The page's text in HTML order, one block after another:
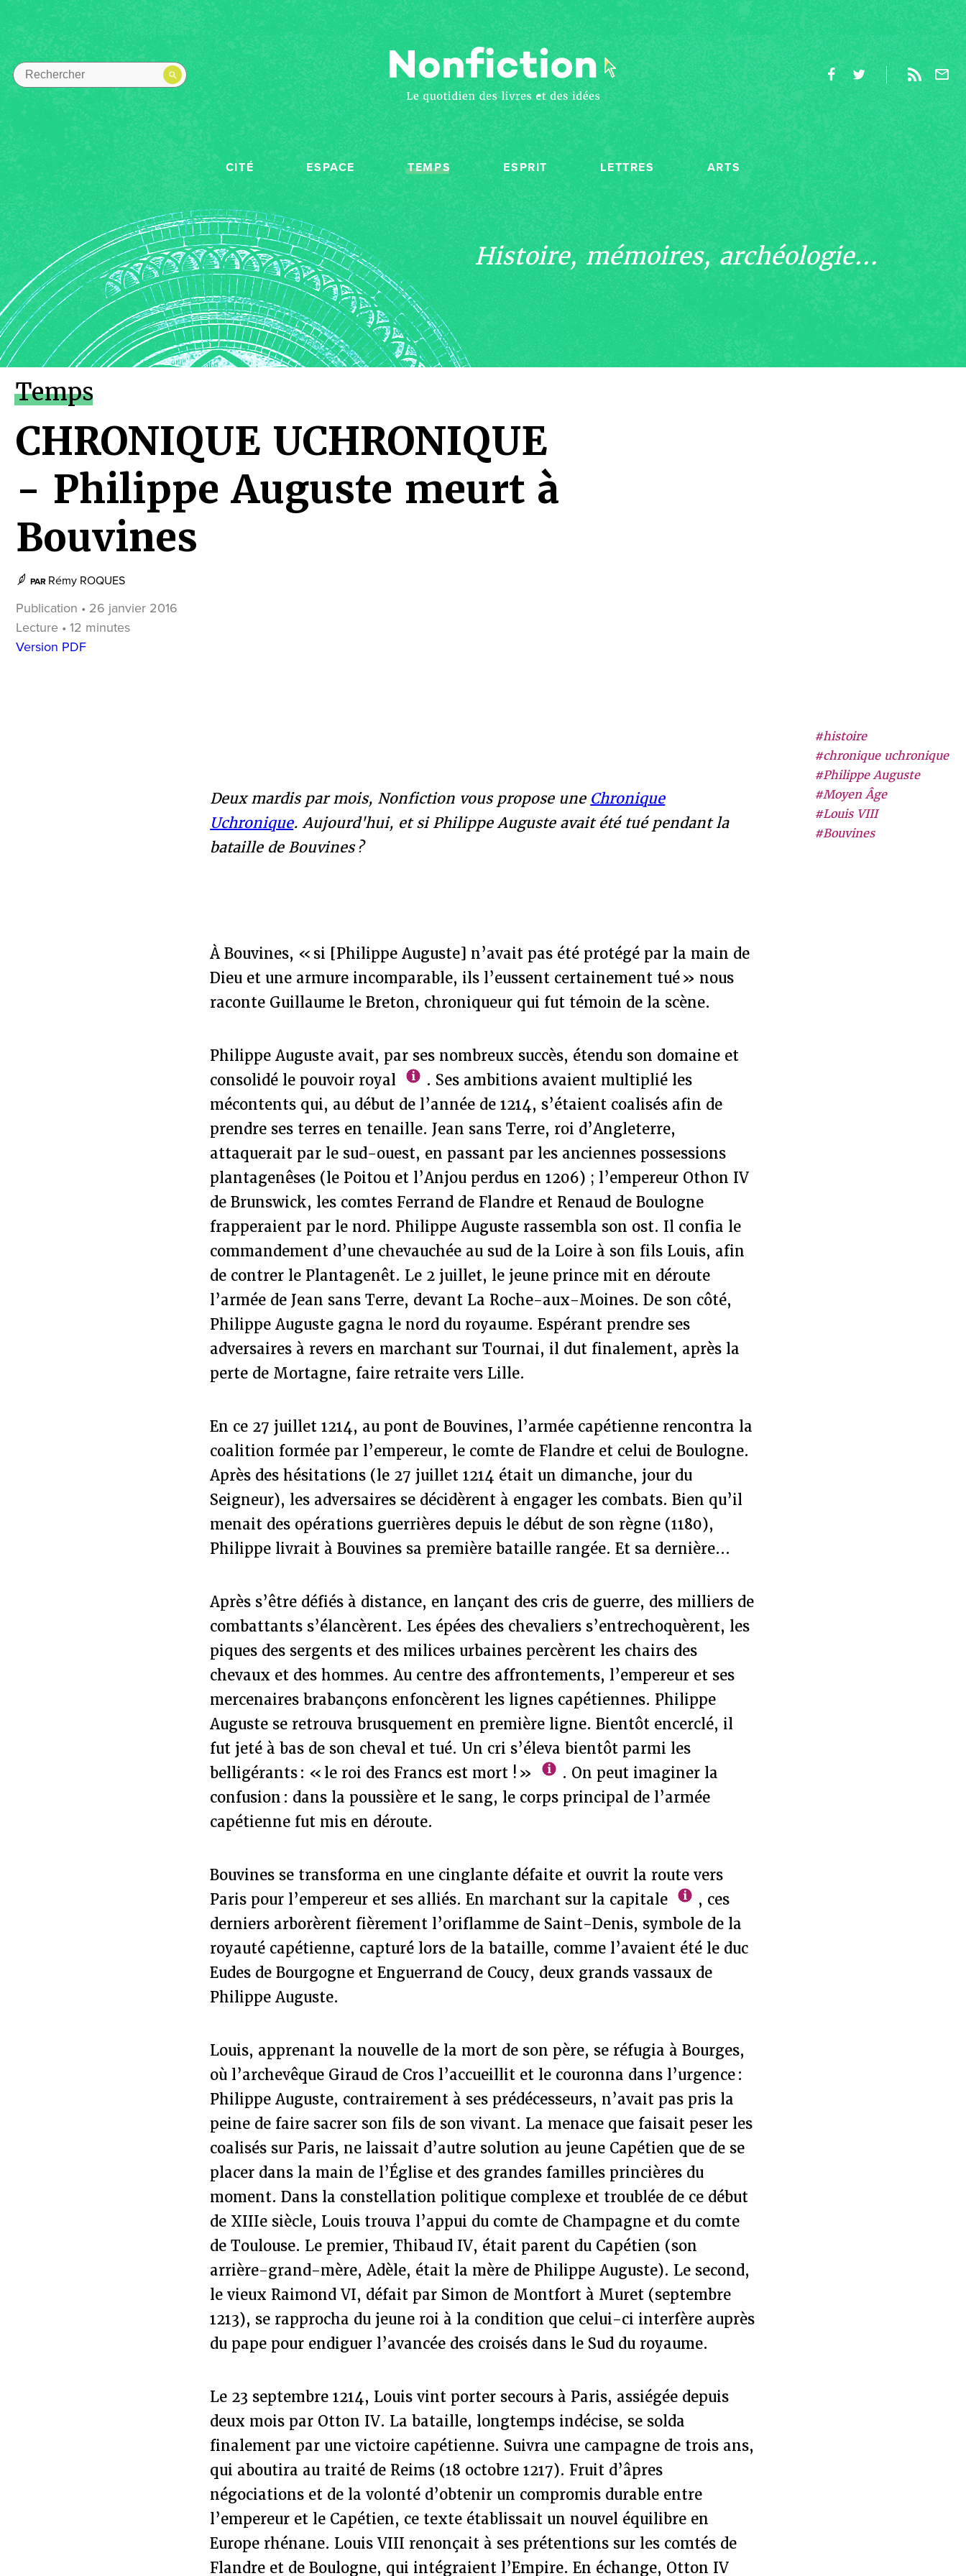
CITÉ ESPACE TEMPS ESPRIT LETTRES ARTS
Histoire, mémoires, archéologie...
Temps
CHRONIQUE UCHRONIQUE
- Philippe Auguste meurt à
Bouvines
PAR Rémy ROQUES
Publication • 26 janvier 2016
Lecture • 12 minutes
Version PDF
#histoire
#chronique uchronique
#Philippe Auguste
#Moyen Âge
#Louis VIII
#Bouvines
Deux mardis par mois, Nonfiction vous propose une Chronique
Uchronique. Aujourd'hui, et si Philippe Auguste avait été tué pendant la
bataille de Bouvines ?
À Bouvines, « si [Philippe Auguste] n’avait pas été protégé par la main de
Dieu et une armure incomparable, ils l’eussent certainement tué » nous
raconte Guillaume le Breton, chroniqueur qui fut témoin de la scène.
Philippe Auguste avait, par ses nombreux succès, étendu son domaine et
consolidé le pouvoir royal
. Ses ambitions avaient multiplié les
mécontents qui, au début de l’année de 1214, s’étaient coalisés afin de
prendre ses terres en tenaille. Jean sans Terre, roi d’Angleterre,
attaquerait par le sud-ouest, en passant par les anciennes possessions
plantagenêses (le Poitou et l’Anjou perdus en 1206) ; l’empereur Othon IV
de Brunswick, les comtes Ferrand de Flandre et Renaud de Boulogne
frapperaient par le nord. Philippe Auguste rassembla son ost. Il confia le
commandement d’une chevauchée au sud de la Loire à son fils Louis, afin
de contrer le Plantagenêt. Le 2 juillet, le jeune prince mit en déroute
l’armée de Jean sans Terre, devant La Roche-aux-Moines. De son côté,
Philippe Auguste gagna le nord du royaume. Espérant prendre ses
adversaires à revers en marchant sur Tournai, il dut finalement, après la
perte de Mortagne, faire retraite vers Lille.
En ce 27 juillet 1214, au pont de Bouvines, l’armée capétienne rencontra la
coalition formée par l’empereur, le comte de Flandre et celui de Boulogne.
Après des hésitations (le 27 juillet 1214 était un dimanche, jour du
Seigneur), les adversaires se décidèrent à engager les combats. Bien qu’il
menait des opérations guerrières depuis le début de son règne (1180),
Philippe livrait à Bouvines sa première bataille rangée. Et sa dernière...
Après s’être défiés à distance, en lançant des cris de guerre, des milliers de
combattants s’élancèrent. Les épées des chevaliers s’entrechoquèrent, les
piques des sergents et des milices urbaines percèrent les chairs des
chevaux et des hommes. Au centre des affrontements, l’empereur et ses
mercenaires brabançons enfoncèrent les lignes capétiennes. Philippe
Auguste se retrouva brusquement en première ligne. Bientôt encerclé, il
fut jeté à bas de son cheval et tué. Un cri s’éleva bientôt parmi les
belligérants : « le roi des Francs est mort ! »
. On peut imaginer la
confusion : dans la poussière et le sang, le corps principal de l’armée
capétienne fut mis en déroute.
Bouvines se transforma en une cinglante défaite et ouvrit la route vers
Paris pour l’empereur et ses alliés. En marchant sur la capitale
, ces
derniers arborèrent fièrement l’oriflamme de Saint-Denis, symbole de la
royauté capétienne, capturé lors de la bataille, comme l’avaient été le duc
Eudes de Bourgogne et Enguerrand de Coucy, deux grands vassaux de
Philippe Auguste.
Louis, apprenant la nouvelle de la mort de son père, se réfugia à Bourges,
où l’archevêque Giraud de Cros l’accueillit et le couronna dans l’urgence :
Philippe Auguste, contrairement à ses prédécesseurs, n’avait pas pris la
peine de faire sacrer son fils de son vivant. La menace que faisait peser les
coalisés sur Paris, ne laissait d’autre solution au jeune Capétien que de se
placer dans la main de l’Église et des grandes familles princières du
moment. Dans la constellation politique complexe et troublée de ce début
de XIIIe siècle, Louis trouva l’appui du comte de Champagne et du comte
de Toulouse. Le premier, Thibaud IV, était parent du Capétien (son
arrière-grand-mère, Adèle, était la mère de Philippe Auguste). Le second,
le vieux Raimond VI, défait par Simon de Montfort à Muret (septembre
1213), se rapprocha du jeune roi à la condition que celui-ci interfère auprès
du pape pour endiguer l’avancée des croisés dans le Sud du royaume.
Le 23 septembre 1214, Louis vint porter secours à Paris, assiégée depuis
deux mois par Otton IV. La bataille, longtemps indécise, se solda
finalement par une victoire capétienne. Suivra une campagne de trois ans,
qui aboutira au traité de Reims (18 octobre 1217). Fruit d’âpres
négociations et de la volonté d’obtenir un compromis durable entre
l’empereur et le Capétien, ce texte établissait un nouvel équilibre en
Europe rhénane. Louis VIII renonçait à ses prétentions sur les comtés de
Flandre et de Boulogne, qui intégraient l’Empire. En échange, Otton IV